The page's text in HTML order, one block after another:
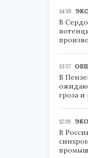
14:19
В
13:17
В
гроза и
12:19
В